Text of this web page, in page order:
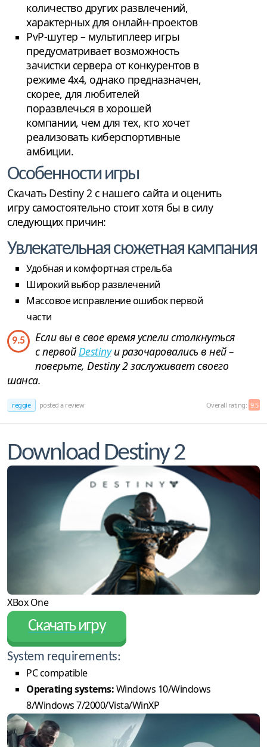
количество других развлечений,
характерных для онлайн-проектов
PvP-шутер – мультиплеер игры
предусматривает возможность
зачистки сервера от конкурентов в
режиме 4х4, однако предназначен,
скорее, для любителей
поразвлечься в хорошей
компании, чем для тех, кто хочет
реализовать киберспортивные
амбиции.
Особенности игры
Скачать Destiny 2 с нашего сайта и оценить
игру самостоятельно стоит хотя бы в силу
следующих причин:
Увлекательная сюжетная кампания
Удобная и комфортная стрельба
Широкий выбор развлечений
Массовое исправление ошибок первой
части
9.5
Если вы в свое время успели столкнуться
с первойDestinyи разочаровались в ней –
поверьте, Destiny 2 заслуживает своего
шанса.
reggie posted a review Overall rating: 9.5
Download Destiny 2
XBox One
Скачать игру
System requirements:
PC compatible
Operating systems:Windows 10/Windows
8/Windows 7/2000/Vista/WinXP